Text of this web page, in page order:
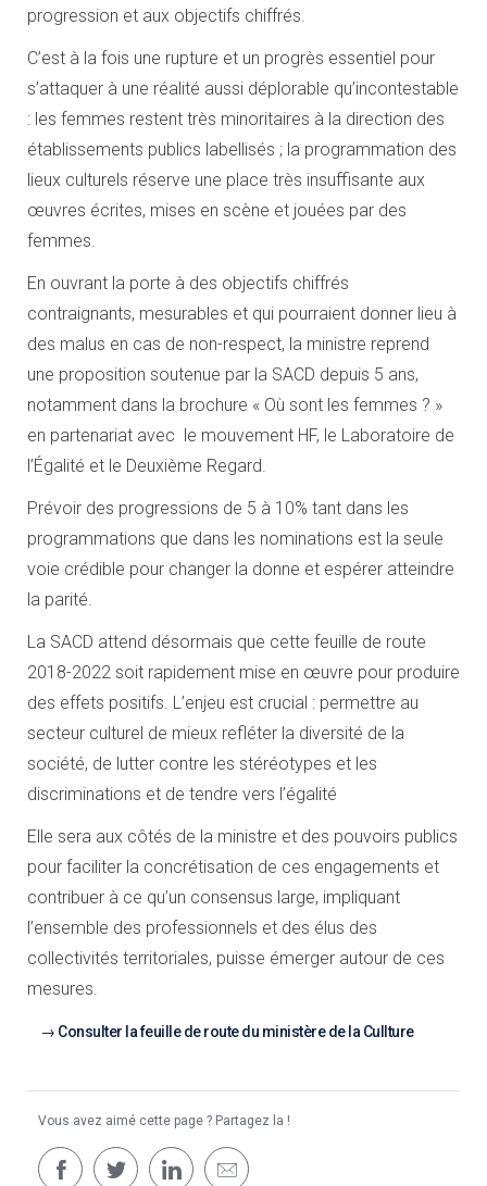
progression et aux objectifs chiffrés.
C’est à la fois une rupture et un progrès essentiel pour
s’attaquer à une réalité aussi déplorable qu’incontestable
: les femmes restent très minoritaires à la direction des
établissements publics labellisés ; la programmation des
lieux culturels réserve une place très insuffisante aux
œuvres écrites, mises en scène et jouées par des
femmes.
En ouvrant la porte à des objectifs chiffrés
contraignants, mesurables et qui pourraient donner lieu à
des malus en cas de non-respect, la ministre reprend
une proposition soutenue par la SACD depuis 5 ans,
notamment dans la brochure « Où sont les femmes ? »
en partenariat avec le mouvement HF, le Laboratoire de
l’Égalité et le Deuxième Regard.
Prévoir des progressions de 5 à 10% tant dans les
programmations que dans les nominations est la seule
voie crédible pour changer la donne et espérer atteindre
la parité.
La SACD attend désormais que cette feuille de route
2018-2022 soit rapidement mise en œuvre pour produire
des effets positifs. L’enjeu est crucial : permettre au
secteur culturel de mieux refléter la diversité de la
société, de lutter contre les stéréotypes et les
discriminations et de tendre vers l’égalité
Elle sera aux côtés de la ministre et des pouvoirs publics
pour faciliter la concrétisation de ces engagements et
contribuer à ce qu’un consensus large, impliquant
l’ensemble des professionnels et des élus des
collectivités territoriales, puisse émerger autour de ces
mesures.
Consulter la feuille de route du ministère de la Cullture
Vous avez aimé cette page ? Partagez la !